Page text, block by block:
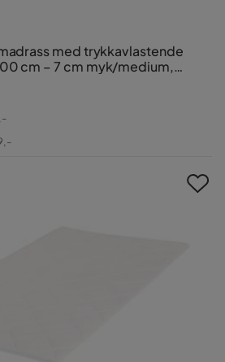
med trykkavlastende
cm – 7 cm myk/medium,